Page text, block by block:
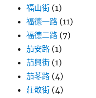
福山街 (1)
福德一路 (11)
福德二路 (7)
茄安路 (1)
茄興街 (1)
茄苳路 (4)
莊敬街 (4)